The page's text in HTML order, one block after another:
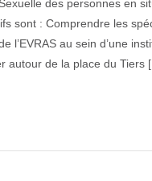
des personnes en
sont : Comprendre les
l’EVRAS au sein d’une
autour de la place du Tiers